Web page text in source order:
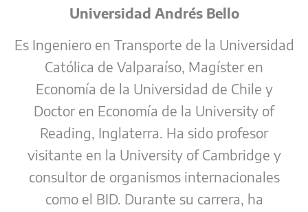
Universidad Andrés Bello
Es Ingeniero en Transporte de la Universidad
Católica de Valparaíso, Magíster en
Economía de la Universidad de Chile y
Doctor en Economía de la University of
Reading, Inglaterra. Ha sido profesor
visitante en la University of Cambridge y
consultor de organismos internacionales
como el BID. Durante su carrera, ha